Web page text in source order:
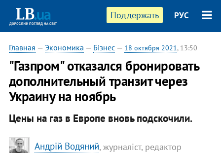
Поддержать РУС
Главная — Экономика — Бізнес— 18 октября 2021, 13:50
"Газпром" отказался бронировать
дополнительный транзит через
Украину на ноябрь
Цены на газ в Европе вновь подскочили.
Андрій Водяний, журналіст, редактор